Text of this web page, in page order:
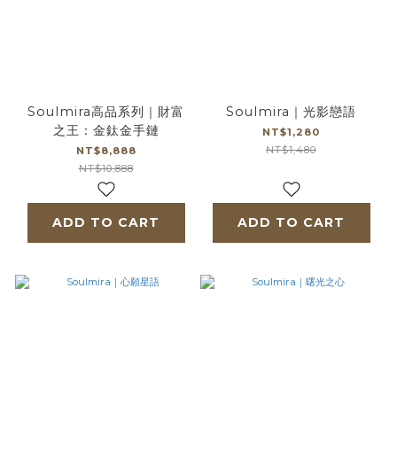
Soulmira高品系列｜財富
之王：金鈦金手鏈
NT$8,888
NT$10,888
ADD TO CART
Soulmira｜光影戀語
NT$1,280
NT$1,480
ADD TO CART